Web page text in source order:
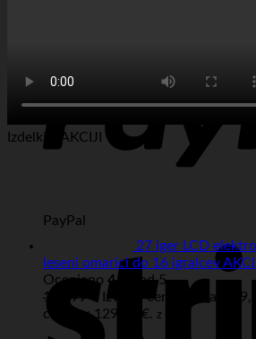
PayPal
Izdelki v AKCIJI
27 iger LCD
leseni omarici do 16 igralcev
Ocenjeno 4.67
od 5
149,99€ Izvirna cena je bila:
cena je: 129,99 €. z DDV